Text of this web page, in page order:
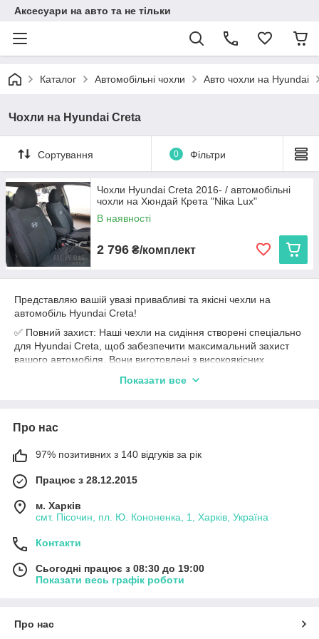
Аксесуари на авто та не тільки
Каталог Автомобільні чохли Авто чохли на Hyundai
Чохли на Hyundai Creta
Сортування 0 Фільтри
Чохли Hyundai Creta 2016- / автомобільні
чохли на Хюндай Крета "Nika Lux"
В наявності
2 796 ₴/комплект
Представляю вашій увазі привабливі та якісні чехли на
автомобіль Hyundai Creta!
✅ Повний захист: Наші чехли на сидіння створені спеціально
для Hyundai Creta, щоб забезпечити максимальний захист
вашого автомобіля. Вони виготовлені з високоякісних
підгонку без будь-яких проблем. Вони добре фіксуються і не
✅ Стильний дизайн: Наші чехли не тільки забезпечують
захист, але й додають стиль та елегантність вашому
дизайнів, щоб підібрати оптимальний варіант, який відповідає
вашому смаку та інтер'єру автомобіля.
✅ Висока якість: Ми пропонуємо тільки чехли, які виготовлені
зі знанням справи та з використанням найкращих матеріалів.
Вони мають високу міцність і стійкість до зношування, щоб ви
могли насолоджуватися ними протягом тривалого часу.
автомобілю неповторний вигляд. Замовлення можна зробити
Показати все
Про нас
97% позитивних з 140 відгуків за рік
Працює з 28.12.2015
м. Харків
смт. Пісочин, пл. Ю. Кононенка, 1, Харків, Україна
Контакти
Сьогодні працює з 08:30 до 19:00
Показати весь графік роботи
Про нас